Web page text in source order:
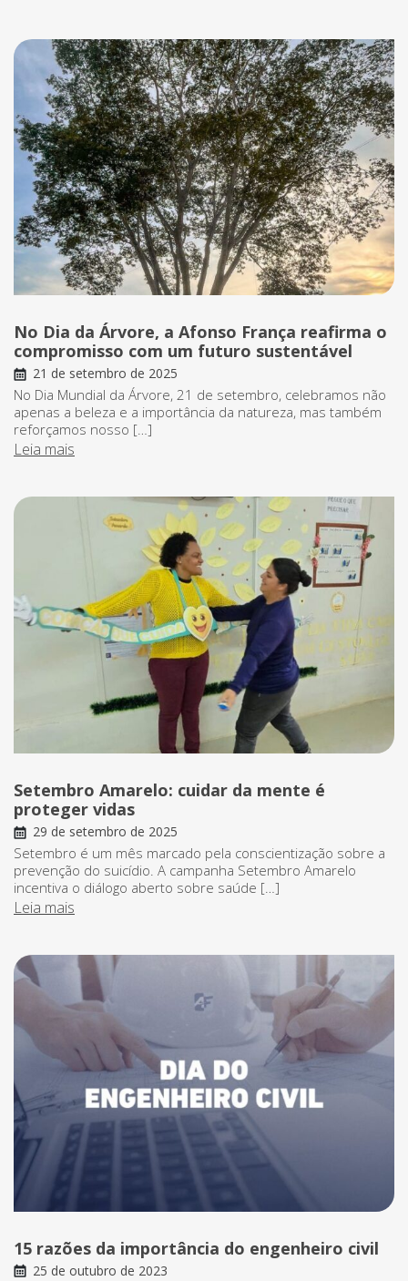
No Dia da Árvore, a Afonso França reafirma o
compromisso com um futuro sustentável
21 de setembro de 2025
No Dia Mundial da Árvore, 21 de setembro, celebramos não
apenas a beleza e a importância da natureza, mas também
reforçamos nosso […]
Leia mais
Setembro Amarelo: cuidar da mente é
proteger vidas
29 de setembro de 2025
Setembro é um mês marcado pela conscientização sobre a
prevenção do suicídio. A campanha Setembro Amarelo
incentiva o diálogo aberto sobre saúde […]
Leia mais
15 razões da importância do engenheiro civil
25 de outubro de 2023